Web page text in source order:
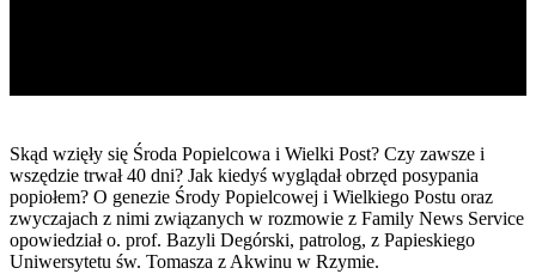
Skąd wzięły się Środa Popielcowa i Wielki Post? Czy zawsze i
wszędzie trwał 40 dni? Jak kiedyś wyglądał obrzęd posypania
popiołem? O genezie Środy Popielcowej i Wielkiego Postu oraz
zwyczajach z nimi związanych w rozmowie z Family News Service
opowiedział o. prof. Bazyli Degórski, patrolog, z Papieskiego
Uniwersytetu św. Tomasza z Akwinu w Rzymie.